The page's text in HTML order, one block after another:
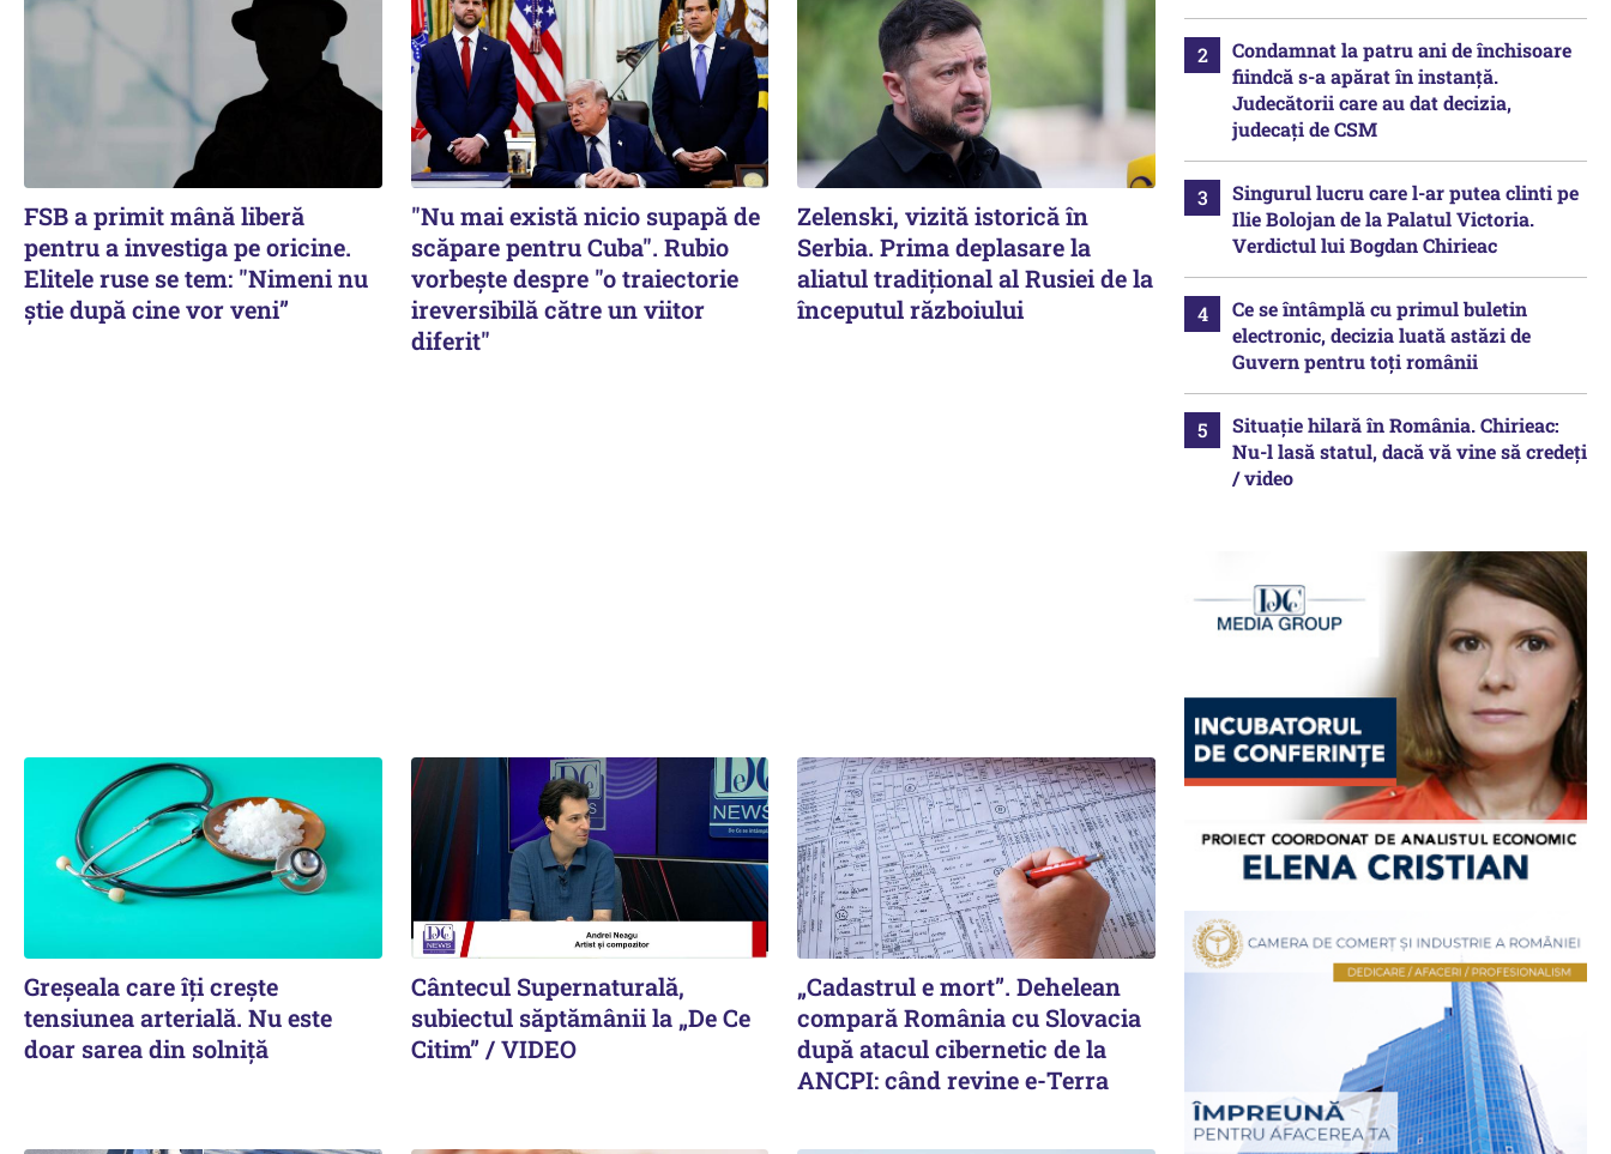
FSB a primit mână liberă
pentru a investiga pe oricine.
Elitele ruse se tem: "Nimeni nu
știe după cine vor veni”
"Nu mai există nicio supapă de
scăpare pentru Cuba". Rubio
vorbește despre "o traiectorie
ireversibilă către un viitor
diferit"
Zelenski, vizită istorică în
Serbia. Prima deplasare la
aliatul tradițional al Rusiei de la
începutul războiului
Greșeala care îți crește
tensiunea arterială. Nu este
doar sarea din solniță
Cântecul Supernaturală,
subiectul săptămânii la „De Ce
Citim” / VIDEO
„Cadastrul e mort”. Dehelean
compară România cu Slovacia
după atacul cibernetic de la
ANCPI: când revine e-Terra
Condamnat la patru ani de închisoare
fiindcă s-a apărat în instanță.
Judecătorii care au dat decizia,
judecați de CSM
Singurul lucru care l-ar putea clinti pe
Ilie Bolojan de la Palatul Victoria.
Verdictul lui Bogdan Chirieac
Ce se întâmplă cu primul buletin
electronic, decizia luată astăzi de
Guvern pentru toți românii
Situație hilară în România. Chirieac:
Nu-l lasă statul, dacă vă vine să credeți
/ video